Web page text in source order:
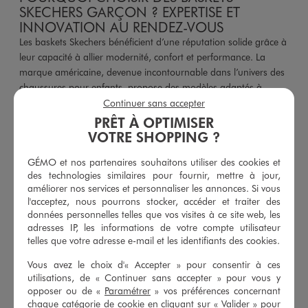
SKECHERS GARÇON ? EXPERTISE ET
INNOVATION AU RENDEZ-VOUS
Les baskets Skechers bénéficient d’une réputation solide grâce à
leur capacité à allier modernité, confort et performance. La
marque américaine, devenue incontournable dans l’univers des
chaussures pour enfants, propose des modèles adaptés à
toutes les morphologies et activités. En choisissant des
Skechers garçon, vous misez sur des chaussures conçues pour
accompagner les mouvements dynamiques des enfants, tout en
La technologie phare de Skechers, comme la semelle à mémoire
de forme (Memory Foam), offre un amorti exceptionnel qui
protège les articulations et réduit la fatigue lors des longues
journées de jeux ou d’activités sportives. Cette innovation fait
toute la différence, surtout pour les garçons actifs qui ont besoin
En outre, Skechers mise sur des matériaux respirants et
résistants qui assurent une bonne aération et une grande
PRÊT À OPTIMISER
VOTRE SHOPPING ?
GÉMO et nos partenaires souhaitons utiliser des cookies et
des technologies similaires pour fournir, mettre à jour,
améliorer nos services et personnaliser les annonces. Si vous
l'acceptez, nous pourrons stocker, accéder et traiter des
données personnelles telles que vos visites à ce site web, les
adresses IP, les informations de votre compte utilisateur
telles que votre adresse e-mail et les identifiants des cookies.
Vous avez le choix d'« Accepter » pour consentir à ces
utilisations, de « Continuer sans accepter » pour vous y
opposer ou de « Paramétrer » vos préférences concernant
chaque catégorie de cookie en cliquant sur « Valider » pour
Continuer sans accepter